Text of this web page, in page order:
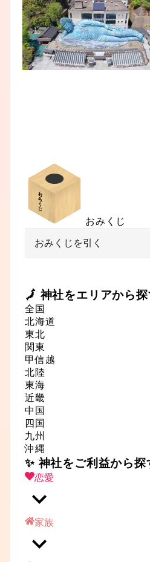
おみくじ
おみくじを引く
🗾 神社をエリアから
全国
北海道
東北
関東
甲信越
北陸
東海
近畿
中国
四国
九州
沖縄
✨ 神社をご利益から探
恋愛
家族